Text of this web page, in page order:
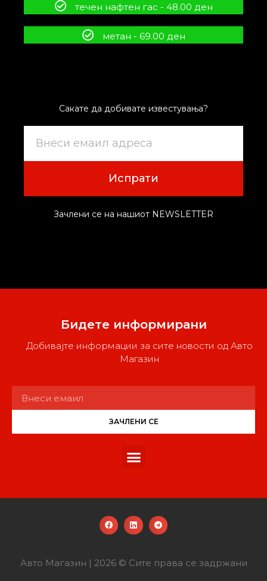
течен нафтен гас - 48.00 ден
метан - 69.00 ден
Сакате да добивате известувања?
Испрати
Зачлени се на нашиот NEWSLETTER
Бидете информирани
Добивајте информации за сите новости од Авто
Магазин
ЗАЧЛЕНИ СЕ
Авто Магазин | 2026 © Сите права се задржани